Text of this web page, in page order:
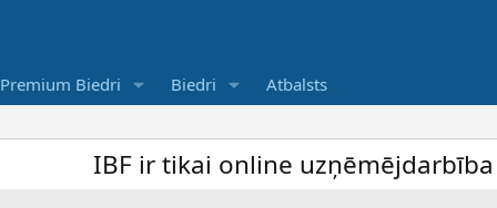
Premium Biedri Biedri Atbalsts
IBF ir tikai online uzņēmējdarbība